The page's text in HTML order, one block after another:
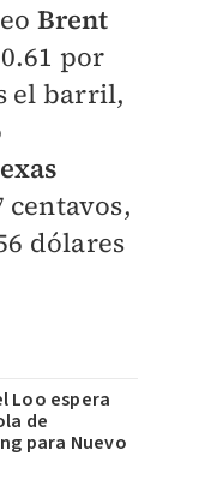
Brent
por
el barril,
centavos,
dólares
Loo espera
de
para Nuevo